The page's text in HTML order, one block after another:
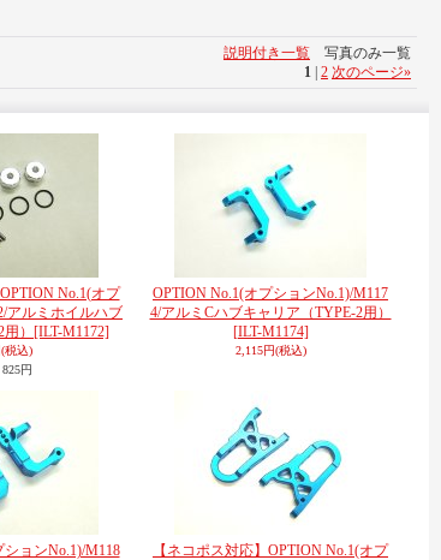
説明付き一覧 写真のみ一覧
1 2 次のページ»
No.1(オプ
アルミホイルハブ
） [ILT-M1172]
(税込)
825円
OPTION No.1(オプションNo.1)/M117
4/アルミCハブキャリア（TYPE-2用）
[ILT-M1174]
2,115円(税込)
ョンNo.1)/M118
【ネコポス対応】OPTION No.1(オプ